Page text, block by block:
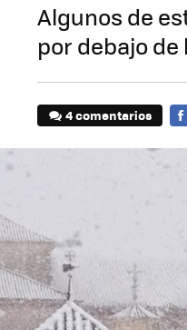
Algunos de
por debajo de
4 comentarios